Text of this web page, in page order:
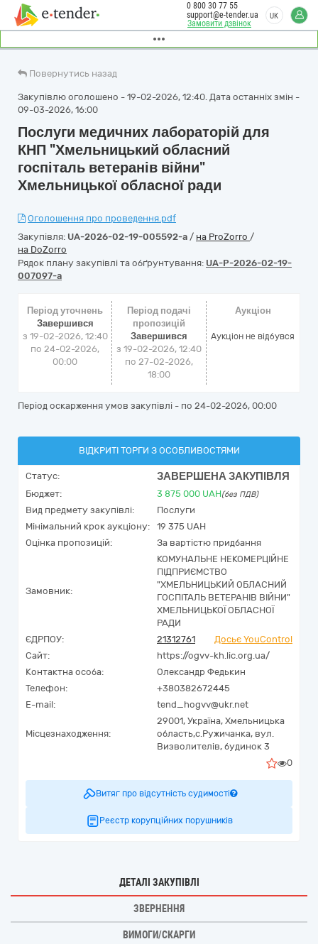
Замовити дзвінок
0 800 30 77 55
support@e-tender.ua
UK
Повернутись назад
Закупівлю оголошено - 19-02-2026, 12:40. Дата останніх змін -
09-03-2026, 16:00
Послуги медичних лабораторій для
КНП "Хмельницький обласний
госпіталь ветеранів війни"
Хмельницької обласної ради
Оголошення про проведення.pdf
Закупівля: UA-2026-02-19-005592-a / на ProZorro /
на DoZorro
Рядок плану закупівлі та обґрунтування: UA-P-2026-02-19-
007097-a
Період уточнень
Завершився
з 19-02-2026, 12:40
по 24-02-2026,
00:00
Період подачі
пропозицій
Завершився
з 19-02-2026, 12:40
по 27-02-2026,
18:00
Аукціон
Аукціон не відбувся
Період оскарження умов закупівлі - по 24-02-2026, 00:00
ВІДКРИТІ ТОРГИ З ОСОБЛИВОСТЯМИ
Статус: ЗАВЕРШЕНА ЗАКУПІВЛЯ
Бюджет: 3 875 000 UAH(без ПДВ)
Вид предмету закупівлі:
Послуги
Мінімальний крок аукціону:
19 375 UAH
Оцінка пропозицій:
За вартістю придбання
Замовник:
КОМУНАЛЬНЕ НЕКОМЕРЦІЙНЕ
ПІДПРИЄМСТВО
"ХМЕЛЬНИЦЬКИЙ ОБЛАСНИЙ
ГОСПІТАЛЬ ВЕТЕРАНІВ ВІЙНИ"
ХМЕЛЬНИЦЬКОЇ ОБЛАСНОЇ
РАДИ
ЄДРПОУ:
21312761
Досьє YouControl
Сайт:
https://ogvv-kh.lic.org.ua/
Контактна особа:
Олександр Федькин
Телефон:
+380382672445
E-mail:
tend_hogvv@ukr.net
Місцезнаходження:
29001, Україна, Хмельницька
область,с.Ружичанка, вул.
Визволителів, будинок 3
0
Витяг про відсутність судимості
Реєстр корупційних порушників
ДЕТАЛІ ЗАКУПІВЛІ
ЗВЕРНЕННЯ
ВИМОГИ/СКАРГИ